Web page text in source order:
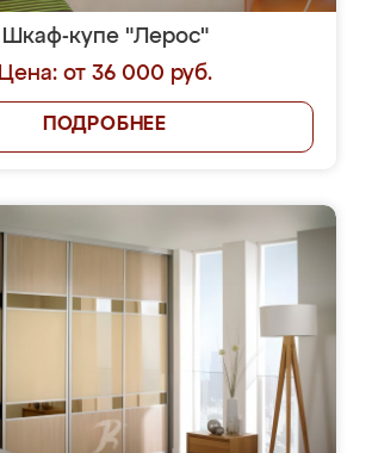
Шкаф-купе "Лерос"
Цена: от 36 000 руб.
ПОДРОБНЕЕ